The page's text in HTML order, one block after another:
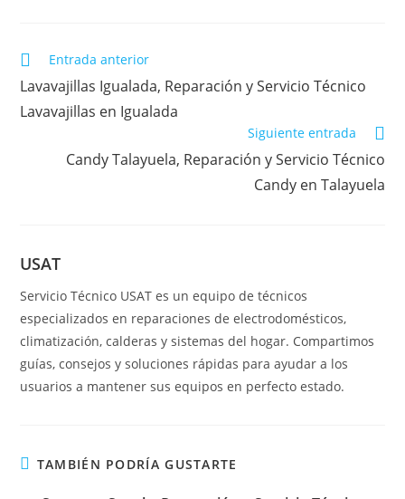
Leer
artículos
Entrada anterior
Lavavajillas Igualada, Reparación y Servicio Técnico
Lavavajillas en Igualada
Siguiente entrada
Candy Talayuela, Reparación y Servicio Técnico
Candy en Talayuela
USAT
Servicio Técnico USAT es un equipo de técnicos
especializados en reparaciones de electrodomésticos,
climatización, calderas y sistemas del hogar. Compartimos
guías, consejos y soluciones rápidas para ayudar a los
usuarios a mantener sus equipos en perfecto estado.
TAMBIÉN PODRÍA GUSTARTE